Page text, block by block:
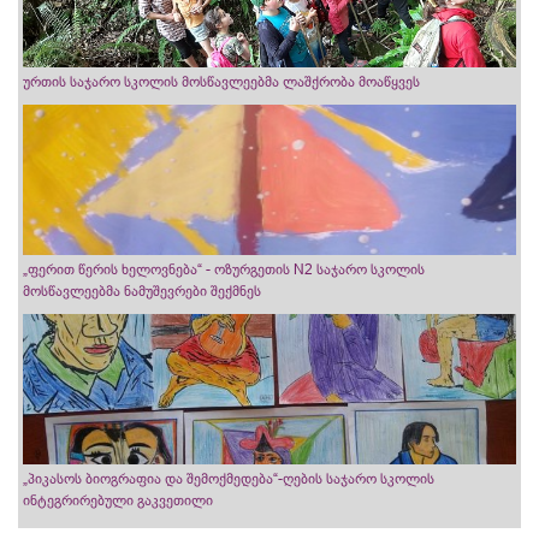
ურთის საჯარო სკოლის მოსწავლეებმა ლაშქრობა მოაწყვეს
„ფერით წერის ხელოვნება“ - ოზურგეთის N2 საჯარო სკოლის
მოსწავლეებმა ნამუშევრები შექმნეს
„პიკასოს ბიოგრაფია და შემოქმედება“-ღების საჯარო სკოლის
ინტეგრირებული გაკვეთილი